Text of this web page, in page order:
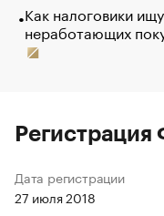
Как налоговики
неработающих
Дата регистрации
27 июля 2018